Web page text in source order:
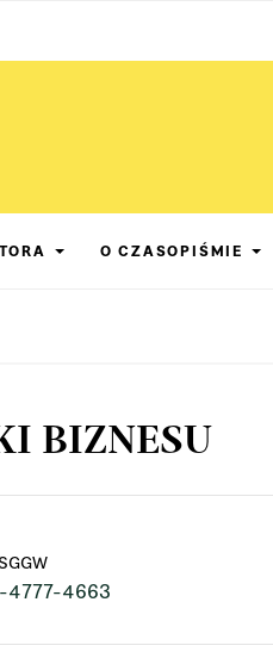
O CZASOPIŚMIE
BIZNESU
4777-4663